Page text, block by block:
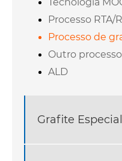
Processo RTA/
Processo de
Outro processo
ALD
Grafite Especial